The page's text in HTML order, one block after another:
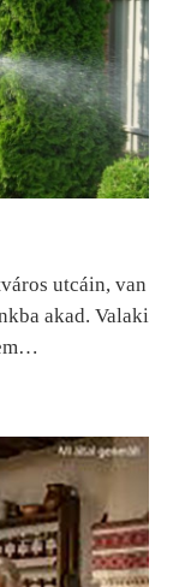
utcáin, van
akad. Valaki